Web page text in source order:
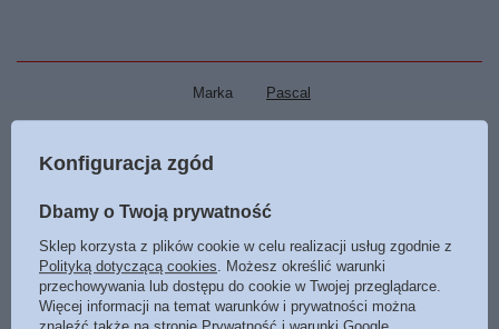
Marka Pascal
Data wydania
Liczba stron 156
ISBN Więcej 978-83-8103-414-2
Konfiguracja zgód
Dbamy o Twoją prywatność
Sklep korzysta z plików cookie w celu realizacji usług zgodnie z
Polityką dotyczącą cookies. Możesz określić warunki
przechowywania lub dostępu do cookie w Twojej przeglądarce.
Więcej informacji na temat warunków i prywatności można